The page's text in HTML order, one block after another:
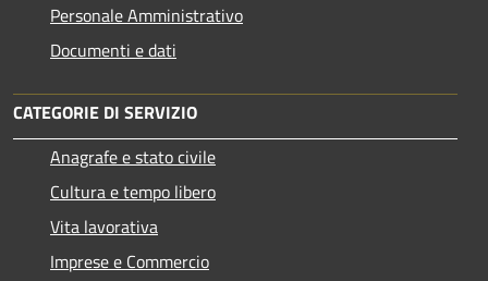
Personale Amministrativo
Documenti e dati
CATEGORIE DI SERVIZIO
Anagrafe e stato civile
Cultura e tempo libero
Vita lavorativa
Imprese e Commercio